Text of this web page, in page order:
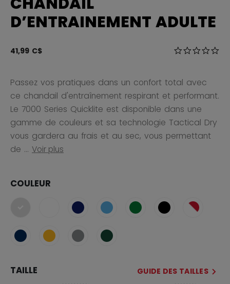
D’ENTRAINEMENT ADULTE
41,99 C$ 5 sur 5
Passez vos pratiques dans un confort total avec
ce chandail d'entraînement respirant et performant.
Le 7000 Series Quicklite est disponible dans une
gamme de couleurs et sa technologie Tactical Dry
vous gardera au frais et au sec, vous permettant
de ... Voir plus
COULEUR
TAILLE GUIDE DES TAILLES